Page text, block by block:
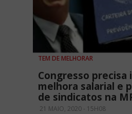
TEM DE MELHORAR
Congresso precisa
melhora salarial e
de sindicatos na
21 MAIO, 2020 - 15H08